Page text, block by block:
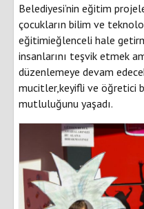
Belediyesi’nin eğitim
çocukların bilim ve
eğitimieğlenceli hale
insanlarını teşvik etmek
düzenlemeye devam
mucitler,keyifli ve öğretici
mutluluğunu yaşadı.